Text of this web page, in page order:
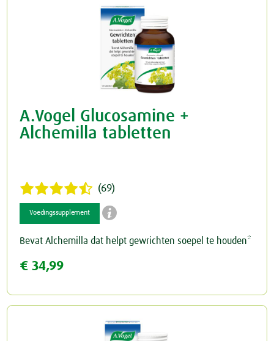
A.Vogel Glucosamine +
Alchemilla tabletten
(69)
Voedingssupplement 
Bevat Alchemilla dat helpt gewrichten soepel te houden*
€ 34,99